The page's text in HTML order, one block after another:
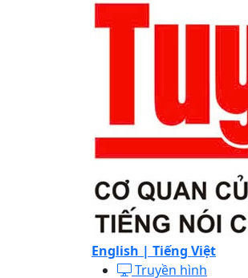
English | Tiếng Việt
Truyền hình